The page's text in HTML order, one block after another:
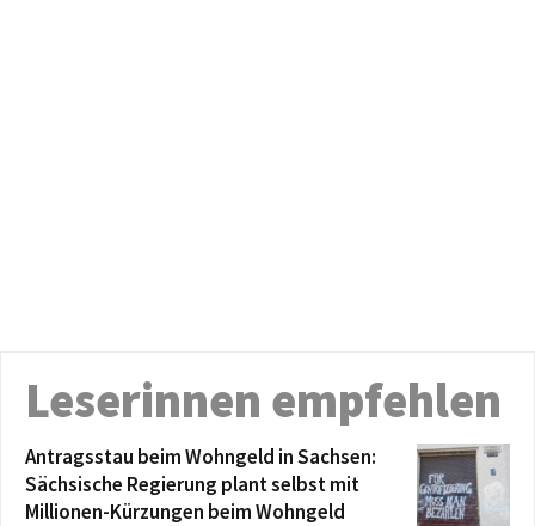
Leserinnen empfehlen
Antragsstau beim Wohngeld in Sachsen:
Sächsische Regierung plant selbst mit
Millionen-Kürzungen beim Wohngeld